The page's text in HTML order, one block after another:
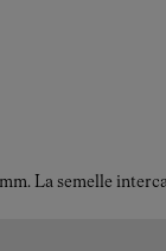
La semelle